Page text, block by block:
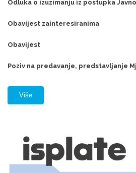
Odluka o izuzimanju iz postupka
Obavijest zainteresiranima
Obavijest
Poziv na predavanje, predstavljanje
Više